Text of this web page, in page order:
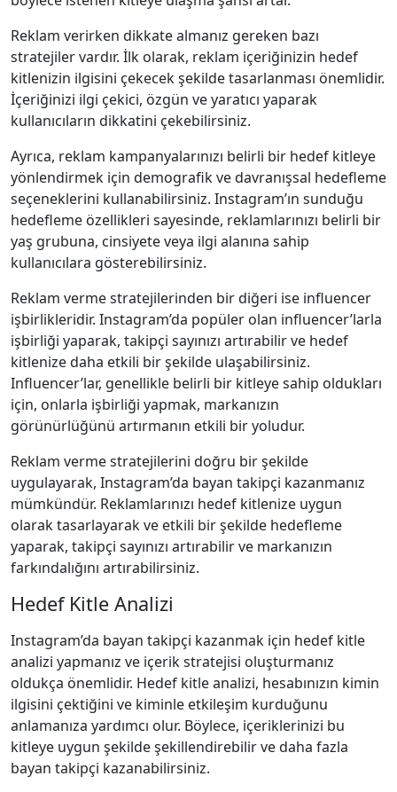
Reklam verirken dikkate almanız gereken bazı
stratejiler vardır. İlk olarak, reklam içeriğinizin hedef
kitlenizin ilgisini çekecek şekilde tasarlanması önemlidir.
İçeriğinizi ilgi çekici, özgün ve yaratıcı yaparak
kullanıcıların dikkatini çekebilirsiniz.
Ayrıca, reklam kampanyalarınızı belirli bir hedef kitleye
yönlendirmek için demografik ve davranışsal hedefleme
seçeneklerini kullanabilirsiniz. Instagram’ın sunduğu
hedefleme özellikleri sayesinde, reklamlarınızı belirli bir
yaş grubuna, cinsiyete veya ilgi alanına sahip
kullanıcılara gösterebilirsiniz.
Reklam verme stratejilerinden bir diğeri ise influencer
işbirlikleridir. Instagram’da popüler olan influencer’larla
işbirliği yaparak, takipçi sayınızı artırabilir ve hedef
kitlenize daha etkili bir şekilde ulaşabilirsiniz.
Influencer’lar, genellikle belirli bir kitleye sahip oldukları
için, onlarla işbirliği yapmak, markanızın
görünürlüğünü artırmanın etkili bir yoludur.
Reklam verme stratejilerini doğru bir şekilde
uygulayarak, Instagram’da bayan takipçi kazanmanız
mümkündür. Reklamlarınızı hedef kitlenize uygun
olarak tasarlayarak ve etkili bir şekilde hedefleme
yaparak, takipçi sayınızı artırabilir ve markanızın
farkındalığını artırabilirsiniz.
Hedef Kitle Analizi
Instagram’da bayan takipçi kazanmak için hedef kitle
analizi yapmanız ve içerik stratejisi oluşturmanız
oldukça önemlidir. Hedef kitle analizi, hesabınızın kimin
ilgisini çektiğini ve kiminle etkileşim kurduğunu
anlamanıza yardımcı olur. Böylece, içeriklerinizi bu
kitleye uygun şekilde şekillendirebilir ve daha fazla
bayan takipçi kazanabilirsiniz.